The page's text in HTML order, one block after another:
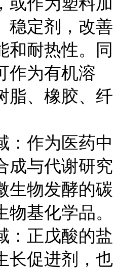
稳定剂，改善
和耐热性。同
作为有机溶
脂、橡胶、纤
：作为医药中
成与代谢研究
生物发酵的碳
基化学品。
：正戊酸的盐
长促进剂，也